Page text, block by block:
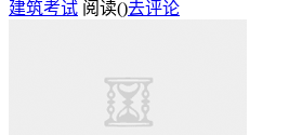
建筑考试 阅读()去评论